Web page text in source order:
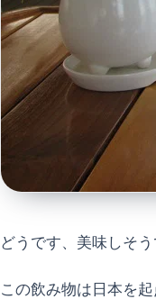
どうです、美味しそう
この飲み物は日本を